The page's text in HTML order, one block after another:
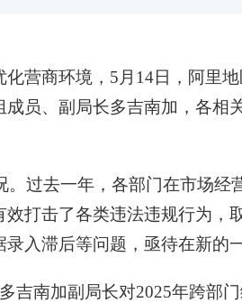
营商环境，5月14日，阿里
员、副局长多吉南加，各相
过去一年，各部门在市场
打击了各类违法违规行为，
入滞后等问题，亟待在新的
吉南加副局长对2025年跨部